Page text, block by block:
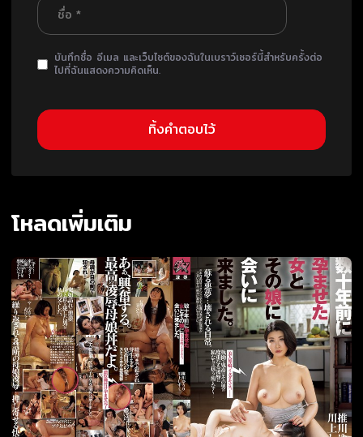
บันทึกชื่อ อีเมล และเว็บไซต์ของฉันในเบราว์เซอร์นี้สำหรับครั้งต่อ
ไปที่ฉันแสดงความคิดเห็น.
โหลดเพิ่มเติม